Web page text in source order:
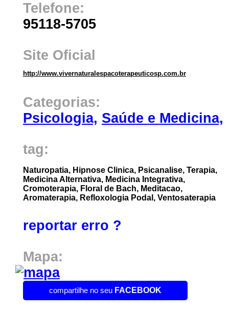
Telefone:
95118-5705
Site Oficial
http://www.vivernaturalespacoterapeuticosp.com.br
Categorias:
Psicologia, Saúde e Medicina,
tag:
Naturopatia, Hipnose Clinica, Psicanalise, Terapia,
Medicina Alternativa, Medicina Integrativa,
Cromoterapia, Floral de Bach, Meditacao,
Aromaterapia, Refloxologia Podal, Ventosaterapia
reportar erro ?
Mapa:
compartilhe no seu FACEBOOK